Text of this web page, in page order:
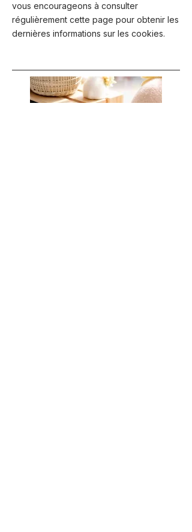
vous encourageons à consulter
régulièrement cette page pour obtenir les
dernières informations sur les cookies.